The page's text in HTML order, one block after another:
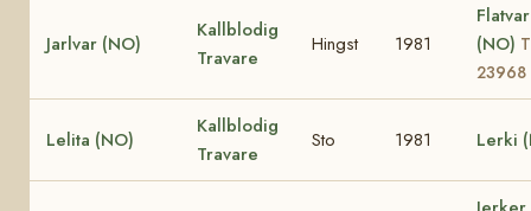
Jarlvar (NO)
Kallblodig
Travare
Hingst 1981
(NO)
23968
Lelita (NO)
Kallblodig
Travare
Sto 1981 Lerki